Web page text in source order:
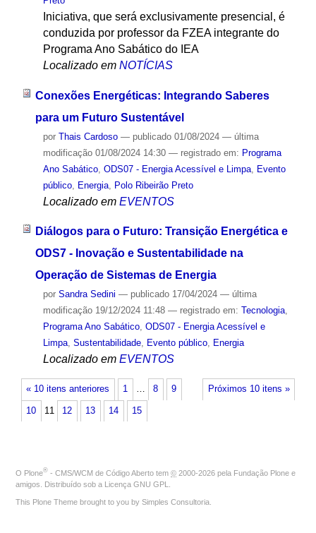
Iniciativa, que será exclusivamente presencial, é
conduzida por professor da FZEA integrante do
Programa Ano Sabático do IEA
Localizado em NOTÍCIAS
Conexões Energéticas: Integrando Saberes
para um Futuro Sustentável
por Thais Cardoso — publicado01/08/2024 — última
modificação01/08/2024 14:30 — registrado em: Programa
Ano Sabático, ODS07 - Energia Acessível e Limpa, Evento
público, Energia, Polo Ribeirão Preto
Localizado em EVENTOS
Diálogos para o Futuro: Transição Energética e
ODS7 - Inovação e Sustentabilidade na
Operação de Sistemas de Energia
por Sandra Sedini — publicado17/04/2024 — última
modificação19/12/2024 11:48 — registrado em: Tecnologia,
Programa Ano Sabático, ODS07 - Energia Acessível e
Limpa, Sustentabilidade, Evento público, Energia
Localizado em EVENTOS
« 10 itens anteriores Próximos 10 itens »
1 … 8 9
10 11 12 13 14 15
O Plone® - CMS/WCM de Código Aberto tem © 2000-2026 pela Fundação Plone e
amigos. Distribuído sob a Licença GNU GPL
This Plone Theme brought to you by Simples Consultoria